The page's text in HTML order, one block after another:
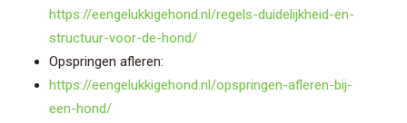
https://eengelukkigehond.nl/regels-duidelijkheid-en-
structuur-voor-de-hond/
Opspringen afleren:
https://eengelukkigehond.nl/opspringen-afleren-bij-
een-hond/